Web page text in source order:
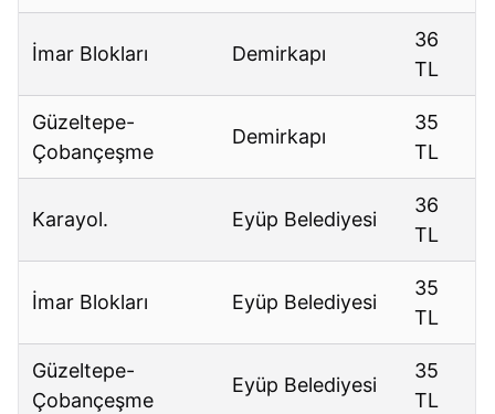
İmar Blokları Demirkapı
36
TL
Güzeltepe-
Çobançeşme
Demirkapı
35
TL
Karayol. Eyüp Belediyesi
36
TL
İmar Blokları Eyüp Belediyesi
35
TL
Güzeltepe-
Çobançeşme
Eyüp Belediyesi
35
TL